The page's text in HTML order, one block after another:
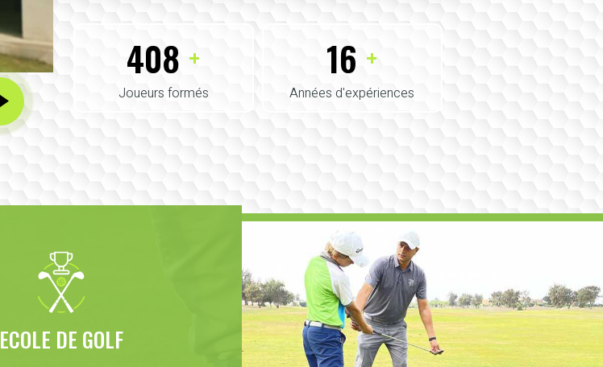
425 +
Joueurs formés
16 +
Années d'expériences
ECOLE DE GOLF